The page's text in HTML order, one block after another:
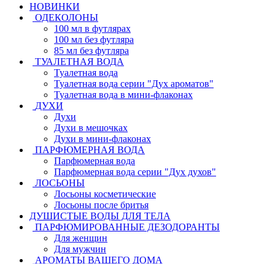
НОВИНКИ
ОДЕКОЛОНЫ
100 мл в футлярах
100 мл без футляра
85 мл без футляра
ТУАЛЕТНАЯ ВОДА
Туалетная вода
Туалетная вода серии "Дух ароматов"
Туалетная вода в мини-флаконах
ДУХИ
Духи
Духи в мешочках
Духи в мини-флаконах
ПАРФЮМЕРНАЯ ВОДА
Парфюмерная вода
Парфюмерная вода серии "Дух духов"
ЛОСЬОНЫ
Лосьоны косметические
Лосьоны после бритья
ДУШИСТЫЕ ВОДЫ ДЛЯ ТЕЛА
ПАРФЮМИРОВАННЫЕ ДЕЗОДОРАНТЫ
Для женщин
Для мужчин
АРОМАТЫ ВАШЕГО ДОМА